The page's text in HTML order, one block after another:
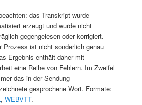
das Transkript wurde
erzeugt und wurde nicht
gegengelesen oder korrigiert.
Prozess ist nicht sonderlich genau
Ergebnis enthält daher mit
eine Reihe von Fehlern. Im Zweifel
das in der Sendung
gesprochene Wort. Formate:
, WEBVTT.